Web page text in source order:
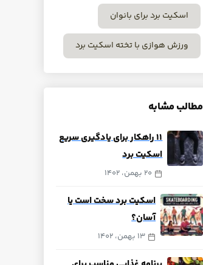
اسکیت برد برای بانوان
ورزش هوازی با تخته اسکیت برد
مطالب مشابه
‍‍۱۱ راهکار برای یادگیری سریع
اسکیت برد
20 بهمن، 1402
اسکیت برد سخت است یا
آسان؟
13 بهمن، 1402